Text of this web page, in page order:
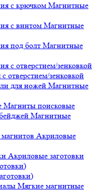
Магнитные
Магнитные
Магнитные
отверстием/зенковкой
Магнитные
Магниты поисковые
Магнитные
Акриловые
Акриловые заготовки
Мягкие магнитные